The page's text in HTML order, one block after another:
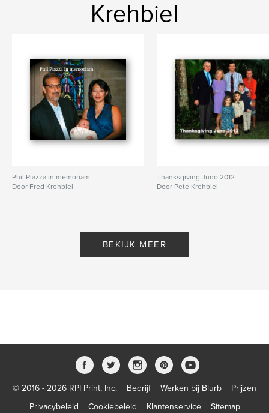
Krehbiel
Phil Piazza in memoriam
Door Fred Krehbiel
Thanksgiving Juno 2012
Door Pete Krehbiel
BEKIJK MEER
© 2016 - 2026 RPI Print, Inc. Bedrijf Werken bij Blurb
Prijzen
Privacybeleid
Cookiebeleid Klantenservice Sitemap